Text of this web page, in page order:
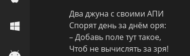
Два джуна с своими АПИ
Спорят день за днём оря:
– Добавь поле тут такое,
Чтоб не вычислять за зря!